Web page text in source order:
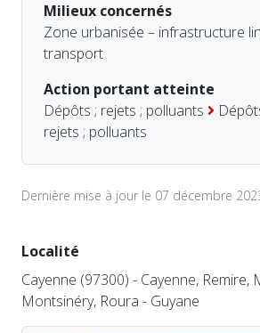
Milieux concernés
Zone urbanisée – infrastructure
transport
Action portant atteinte
Dépôts ; rejets ; polluants
rejets ; polluants
Dernière mise à jour le 07 décembre
Localité
Cayenne (97300) - Cayenne,
Montsinéry, Roura - Guyane